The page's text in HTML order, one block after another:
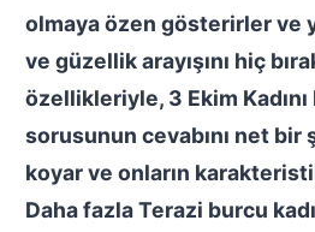
olmaya özen gösterirler ve
ve güzellik arayışını hiç
özellikleriyle, 3 Ekim
sorusunun cevabını net bir
koyar ve onların karakteristik
Daha fazla Terazi burcu